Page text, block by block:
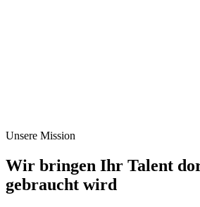
Unsere Mission
Wir bringen Ihr Talent
gebraucht wird